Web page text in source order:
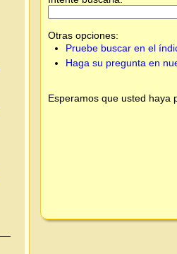
Otras opciones:
Pruebe buscar en el
Haga su pregunta en
Esperamos que usted haya